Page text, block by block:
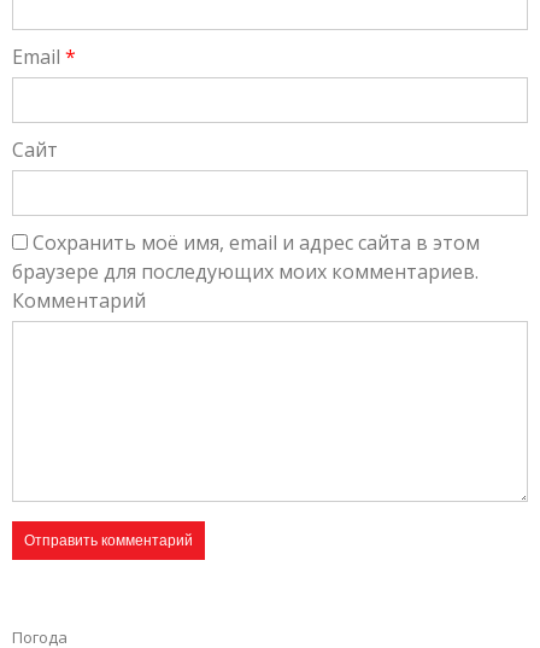
Email *
Сайт
Сохранить моё имя, email и адрес сайта в этом
браузере для последующих моих комментариев.
Комментарий
Погода